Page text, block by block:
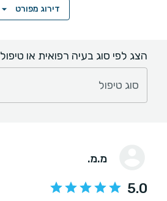
דירוג מפורט
הצג לפי סוג בעיה רפואית או טיפול
סוג טיפול
מ.מ.
5.0